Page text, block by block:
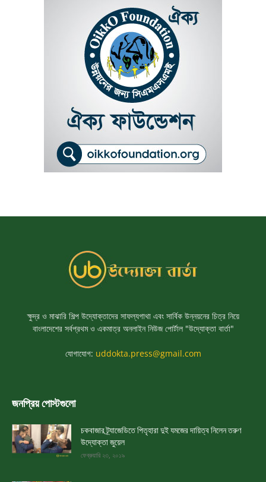
ক্ষুদ্র ও মাঝারি শিল্প উদ্যোক্তাদের সাফল্যগাথা এবং সার্বিক উন্নয়নের চিত্র নিয়ে
বাংলাদেশের সর্বপ্রথম ও একমাত্র অনলাইন নিউজ পোর্টাল "উদ্যোক্তা বার্তা"
যোগাযোগ: uddokta.press@gmail.com
জনপ্রিয় পোস্টগুলো
চকবাজার ট্র্যাজেডিতে পিতৃহারা দুই যমজের দায়িত্ব নিলেন তরুণ
উদ্যোক্তা জুয়েল
ফেব্রুয়ারি ২৩, ২০১৯